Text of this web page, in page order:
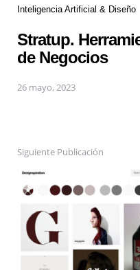
Inteligencia Artificial & Diseño
Stratup.
de Negocios
26 mayo, 2023
Siguiente Publicación